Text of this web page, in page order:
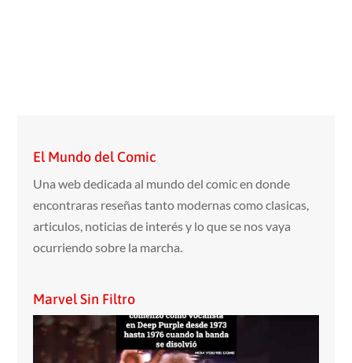
El Mundo del Comic
Una web dedicada al mundo del comic en donde
encontraras reseñas tanto modernas como clasicas,
articulos, noticias de interés y lo que se nos vaya
ocurriendo sobre la marcha.
Marvel Sin Filtro